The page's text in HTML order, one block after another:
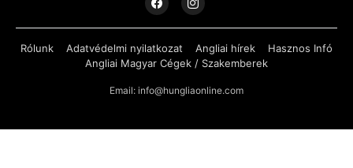
Rólunk Adatvédelmi nyilatkozat Angliai hírek
Hasznos Infó
Angliai Magyar Cégek / Szakemberek
Email: info@hungliaonline.com